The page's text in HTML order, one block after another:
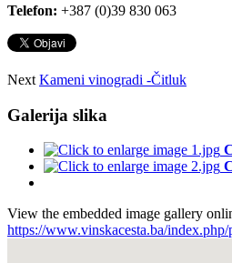
Telefon: +387 (0)39 830 063
Next Kameni vinogradi -Čitluk
Galerija slika
View the embedded image gallery
https://www.vinskacesta.ba/